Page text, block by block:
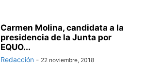
Carmen Molina, candidata a la
presidencia de la Junta por
EQUO...
Redacción - 22 noviembre, 2018